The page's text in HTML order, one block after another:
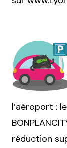
l’aéroport :
réduction